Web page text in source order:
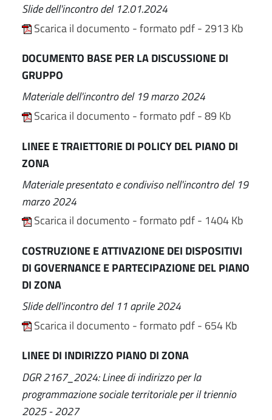
Slide dell'incontro del 12.01.2024
Scarica il documento - formato pdf - 2913 Kb
DOCUMENTO BASE PER LA DISCUSSIONE DI
GRUPPO
Materiale dell'incontro del 19 marzo 2024
Scarica il documento - formato pdf - 89 Kb
LINEE E TRAIETTORIE DI POLICY DEL PIANO DI
ZONA
Materiale presentato e condiviso nell'incontro del 19
marzo 2024
Scarica il documento - formato pdf - 1404 Kb
COSTRUZIONE E ATTIVAZIONE DEI DISPOSITIVI
DI GOVERNANCE E PARTECIPAZIONE DEL PIANO
DI ZONA
Slide dell'incontro del 11 aprile 2024
Scarica il documento - formato pdf - 654 Kb
LINEE DI INDIRIZZO PIANO DI ZONA
DGR 2167_2024: Linee di indirizzo per la
programmazione sociale territoriale per il triennio
2025 - 2027